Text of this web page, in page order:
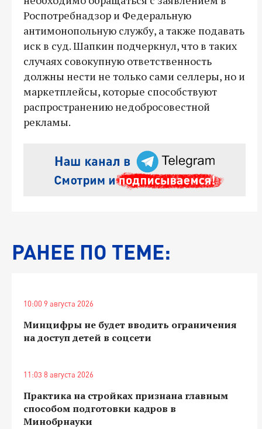
Роспотребнадзор и Федеральную
антимонопольную службу, а также подавать
иск в суд. Шапкин подчеркнул, что в таких
случаях совокупную ответственность
должны нести не только сами селлеры, но и
маркетплейсы, которые способствуют
распространению недобросовестной
рекламы.
РАНЕЕ ПО ТЕМЕ:
10:00 9 августа 2026
Минцифры не будет вводить ограничения
на доступ детей в соцсети
11:03 8 августа 2026
Практика на стройках признана главным
способом подготовки кадров в
Минобрнауки